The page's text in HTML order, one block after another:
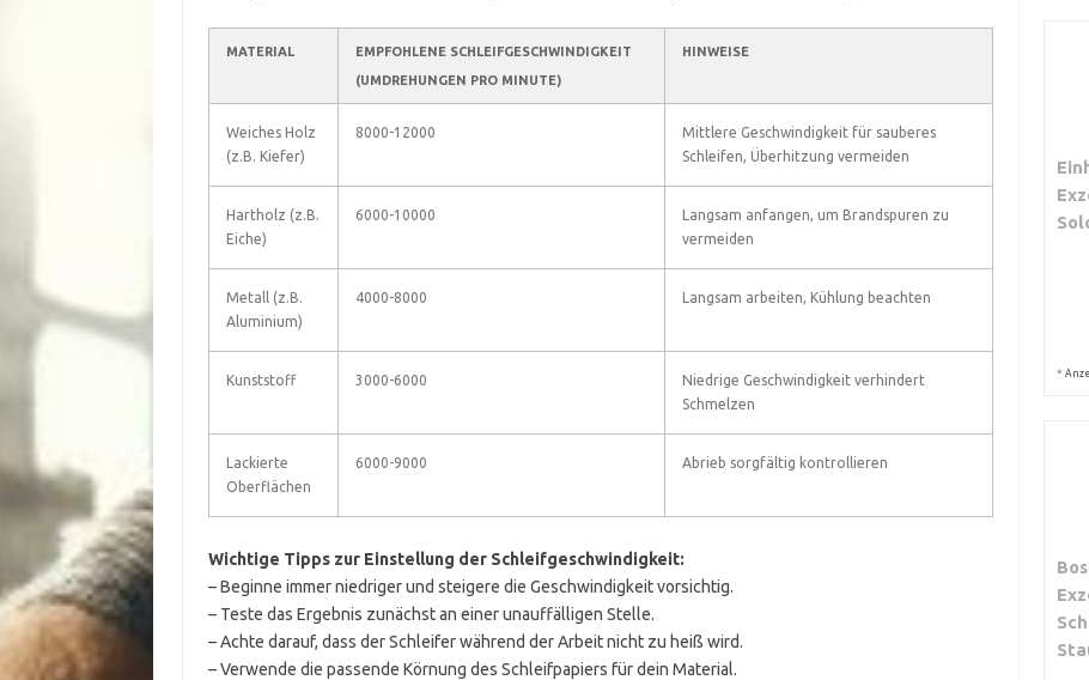
MATERIAL
EMPFOHLENE SCHLEIFGESCHWINDIGKEIT
(UMDREHUNGEN PRO MINUTE)
HINWEISE
Weiches Holz
(z.B. Kiefer)
8000-12000
Mittlere Geschwindigkeit für sauberes
Schleifen, Überhitzung vermeiden
Hartholz (z.B.
Eiche)
6000-10000
Langsam anfangen, um Brandspuren zu
vermeiden
Metall (z.B.
Aluminium)
4000-8000 Langsam arbeiten, Kühlung beachten
Kunststoff 3000-6000
Niedrige Geschwindigkeit verhindert
Schmelzen
Lackierte
Oberflächen
6000-9000 Abrieb sorgfältig kontrollieren
Wichtige Tipps zur Einstellung der Schleifgeschwindigkeit:
– Beginne immer niedriger und steigere die Geschwindigkeit vorsichtig.
– Teste das Ergebnis zunächst an einer unauffälligen Stelle.
– Achte darauf, dass der Schleifer während der Arbeit nicht zu heiß wird.
– Verwende die passende Körnung des Schleifpapiers für dein Material.
*